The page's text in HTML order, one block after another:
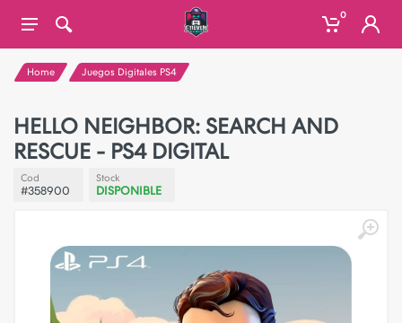
0
Home Juegos Digitales PS4
HELLO NEIGHBOR: SEARCH AND
RESCUE - PS4 DIGITAL
Cod
#358900
Stock
DISPONIBLE